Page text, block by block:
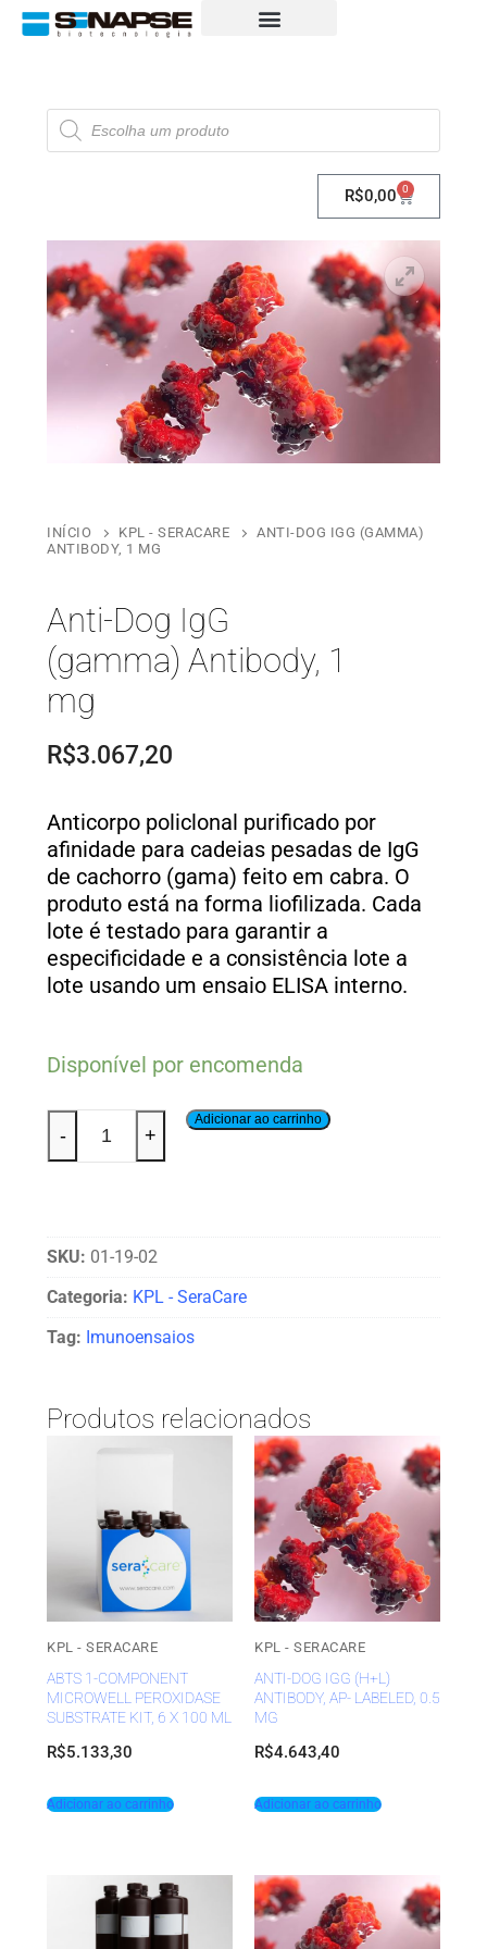
R$0,00 0
INÍCIO KPL - SERACARE
ANTI-DOG IGG (GAMMA)
ANTIBODY, 1 MG
Anti-Dog IgG
(gamma) Antibody, 1
mg
R$3.067,20
Anticorpo policlonal purificado por
afinidade para cadeias pesadas de IgG
de cachorro (gama) feito em cabra. O
produto está na forma liofilizada. Cada
lote é testado para garantir a
especificidade e a consistência lote a
lote usando um ensaio ELISA interno.
Disponível por encomenda
- +
Adicionar ao carrinho
SKU: 01-19-02
Categoria: KPL - SeraCare
Tag: Imunoensaios
Produtos relacionados
KPL - SERACARE
ABTS 1-COMPONENT
MICROWELL PEROXIDASE
SUBSTRATE KIT, 6 X 100 ML
R$5.133,30
Adicionar ao carrinho
KPL - SERACARE
ANTI-DOG IGG (H+L)
ANTIBODY, AP- LABELED, 0.5
MG
R$4.643,40
Adicionar ao carrinho